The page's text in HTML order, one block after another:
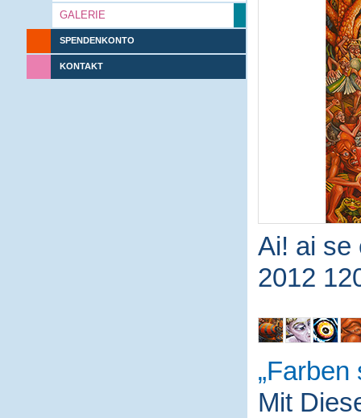
GALERIE
SPENDENKONTO
KONTAKT
Ai! ai se
2012
Farben
Mit